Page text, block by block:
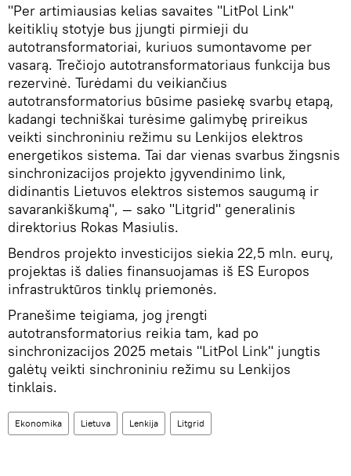
"Per artimiausias kelias savaites "LitPol Link"
keitiklių stotyje bus įjungti pirmieji du
autotransformatoriai, kuriuos sumontavome per
vasarą. Trečiojo autotransformatoriaus funkcija bus
rezervinė. Turėdami du veikiančius
autotransformatorius būsime pasiekę svarbų etapą,
kadangi techniškai turėsime galimybę prireikus
veikti sinchroniniu režimu su Lenkijos elektros
energetikos sistema. Tai dar vienas svarbus žingsnis
sinchronizacijos projekto įgyvendinimo link,
didinantis Lietuvos elektros sistemos saugumą ir
savarankiškumą", — sako "Litgrid" generalinis
direktorius Rokas Masiulis.
Bendros projekto investicijos siekia 22,5 mln. eurų,
projektas iš dalies finansuojamas iš ES Europos
infrastruktūros tinklų priemonės.
Pranešime teigiama, jog įrengti
autotransformatorius reikia tam, kad po
sinchronizacijos 2025 metais "LitPol Link" jungtis
galėtų veikti sinchroniniu režimu su Lenkijos
tinklais.
Ekonomika Lietuva Lenkija Litgrid